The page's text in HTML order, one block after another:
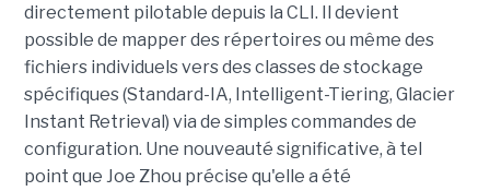
directement pilotable depuis la CLI. Il devient
possible de mapper des répertoires ou même des
fichiers individuels vers des classes de stockage
spécifiques (Standard-IA, Intelligent-Tiering, Glacier
Instant Retrieval) via de simples commandes de
configuration. Une nouveauté significative, à tel
point que Joe Zhou précise qu'elle a été